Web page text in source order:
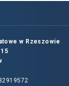
w Rzeszowie